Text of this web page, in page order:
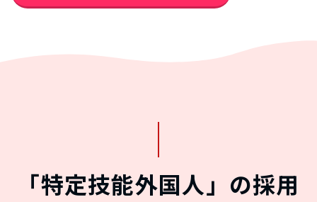
「特定技能外国人」の採用